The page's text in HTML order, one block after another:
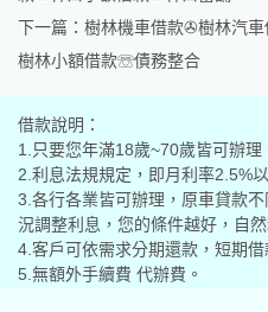
下一篇： 樹林機車借款✇樹林汽
樹林小額借款☏債務整合
借款說明：
1.只要您年滿18歲~70歲皆可辦理
2.利息法規規定，即月利率2.5%
3.各行各業皆可辦理，原車貸款
況調整利息，您的條件越好，自然
4.客戶可依需求分期還款，短期
5.無額外手續費 代辦費。